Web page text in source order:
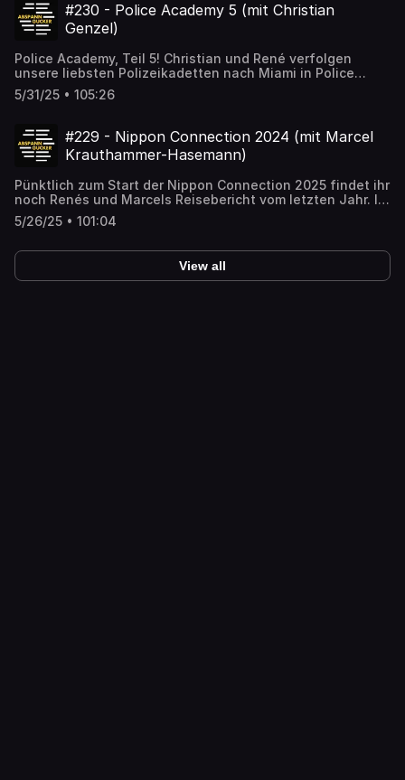
#230 - Police Academy 5 (mit Christian
Genzel)
Police Academy, Teil 5! Christian und René verfolgen
unsere liebsten Polizeikadetten nach Miami in Police
Academy 5: Assignment: Miami Beach (1988, Police
Academy 5 - Auftrag Miami Beach)Christian findet ihr
findet ihr unter @lichtspielplatzDanke an unsere Steady
Unterstützer: Daniel, Patrick, Michael, Christina, Rüdiger,
Severin, Stephan, Nenad und Felix!Uns findet ihr
5/31/25 • 105:26
#229 - Nippon Connection 2024 (mit Marcel
Krauthammer-Hasemann)
Pünktlich zum Start der Nippon Connection 2025 findet ihr
noch Renés und Marcels Reisebericht vom letzten Jahr. Ist
übrigens Marcels erster “richtiger” Filmfestivalbesuch!
Vielleicht die ideale Folge zur Fahrt nach Frankfurt um das
Veröffentlichung dieser Folge los!)Die Nippon Connection
findet ihr hier: https://nipponconnection.com/de/start/Uns
findet ihr
5/26/25 • 101:04
View all